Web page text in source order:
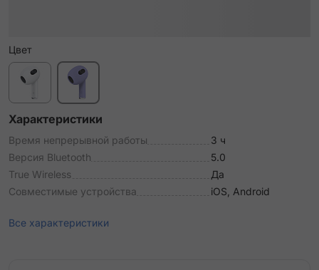
Цвет
Характеристики
Время непрерывной работы
3 ч
Версия Bluetooth
5.0
True Wireless
Да
Совместимые устройства
iOS, Android
Все характеристики